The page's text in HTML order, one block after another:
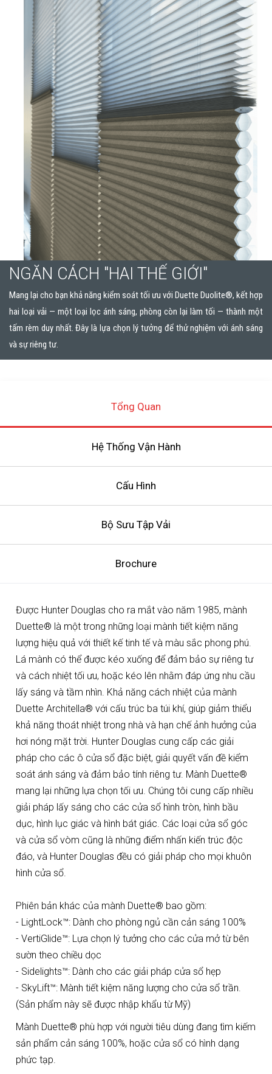
NGĂN CÁCH "HAI THẾ GIỚI"
Mang lại cho bạn khả năng kiểm soát tối ưu với Duette Duolite®, kết hợp
hai loại vải — một loại lọc ánh sáng, phòng còn lại làm tối — thành một
tấm rèm duy nhất. Đây là lựa chọn lý tưởng để thử nghiệm với ánh sáng
và sự riêng tư.
Tổng Quan
Hệ Thống Vận Hành
Cấu Hình
Bộ Sưu Tập Vải
Brochure
Được Hunter Douglas cho ra mắt vào năm 1985, mành
Duette® là một trong những loại mành tiết kiệm năng
lượng hiệu quả với thiết kế tinh tế và màu sắc phong phú.
Lá mành có thể được kéo xuống để đảm bảo sự riêng tư
và cách nhiệt tối ưu, hoặc kéo lên nhằm đáp ứng nhu cầu
lấy sáng và tầm nhìn. Khả năng cách nhiệt của mành
Duette Architella® với cấu trúc ba túi khí, giúp giảm thiểu
khả năng thoát nhiệt trong nhà và hạn chế ảnh hưởng của
hơi nóng mặt trời. Hunter Douglas cung cấp các giải
pháp cho các ô cửa sổ đặc biệt, giải quyết vấn đề kiểm
soát ánh sáng và đảm bảo tính riêng tư. Mành Duette®
mang lại những lựa chọn tối ưu. Chúng tôi cung cấp nhiều
giải pháp lấy sáng cho các cửa sổ hình tròn, hình bầu
dục, hình lục giác và hình bát giác. Các loại cửa sổ góc
và cửa sổ vòm cũng là những điểm nhấn kiến trúc độc
đáo, và Hunter Douglas đều có giải pháp cho mọi khuôn
hình cửa sổ.
Phiên bản khác của mành Duette® bao gồm:
- LightLock™: Dành cho phòng ngủ cần cản sáng 100%
- VertiGlide™: Lựa chọn lý tưởng cho các cửa mở từ bên
sườn theo chiều dọc
- Sidelights™: Dành cho các giải pháp cửa sổ hẹp
- SkyLift™: Mành tiết kiệm năng lượng cho cửa sổ trần.
(Sản phẩm này sẽ được nhập khẩu từ Mỹ)
Mành Duette® phù hợp với người tiêu dùng đang tìm kiếm
sản phẩm cản sáng 100%, hoặc cửa sổ có hình dạng
phức tạp.